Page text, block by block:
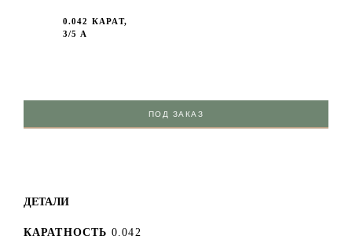
0.042 КАРАТ,
3/5 А
ПОД ЗАКАЗ
ДЕТАЛИ
КАРАТНОСТЬ 0.042